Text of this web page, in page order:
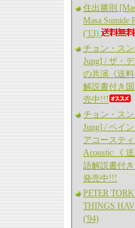
住出勝則
Masa Sumide
('13)
チョン・スン
Jung] / ザ・
の共演《送
解説書付き
売中!!!
チョン・スン
Jung] / ペイ
アコーステ
Acoustic 《
語解説書付
発売中!!!
PETER
THINGS
('94)